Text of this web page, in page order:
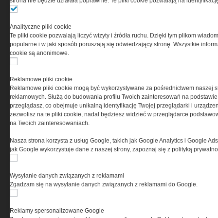
Ta witryna wykorzystuje pliki cookies do przechowywania
informacji na Twoim komputerze. Pliki cookies stosujemy
w celu świadczenia usług na najwyższym poziomie,
w tym w sposób dostosowany do indywidualnych potrzeb.
cookies oznacza, że będą one zamieszczane w Twoim
urządzeniu końcowym. W każdym momencie możesz
dokonać zmiany ustawień przeglądarki dotyczących
serwisu prosimy o zapoznanie się z naszą
prywatności
oraz informacją o cookies
Analityczne pliki cookie
Te pliki cookie pozwalają liczyć wizyty i źródła ruchu. Dzięki tym plikom
popularne i w jaki sposób poruszają się odwiedzający stronę. Wszystkie
cookie są anonimowe.
Reklamowe pliki cookie
Reklamowe pliki cookie mogą być wykorzystywane za pośrednictwem naszej
reklamowych. Służą do budowania profilu Twoich zainteresowań na
przeglądasz, co obejmuje unikalną identyfikację Twojej przeglądarki i
zezwolisz na te pliki cookie, nadal będziesz widzieć w przeglądarce
na Twoich zainteresowaniach.
Nasza strona korzysta z usług Google, takich jak Google Analytics i Google
jak Google wykorzystuje dane z naszej strony, zapoznaj się z polityką
Wysyłanie danych związanych z reklamami
Zgadzam się na wysyłanie danych związanych z reklamami do Google.
Reklamy spersonalizowane Google